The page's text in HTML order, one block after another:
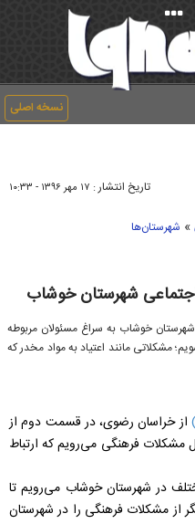
نسخه اصلی
تاریخ انتشار : ۱۷ مهر ۱۳۹۶ - ۱۰:۳۳
» شهرستان‌ها
اجتماعی شهرستان خوشاب
خوشاب به سراغ مسئولان مربوطه
مشکلاتی مانند اعتیاد به مواد مخدر که
از خراسان رضوی، در قسمت دوم از
فرهنگی می‌رویم که ارتباط
در شهرستان خوشاب می‌رویم تا
از مشکلات فرهنگی را در شهرستان